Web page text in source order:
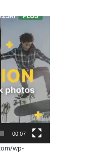
00:07
wp-